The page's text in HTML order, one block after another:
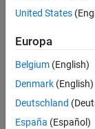
United States
Europa
Belgium (English)
Denmark (English)
Deutschland
España (Español)
Centro di fiducia
Antipirateria
© 1994-2026